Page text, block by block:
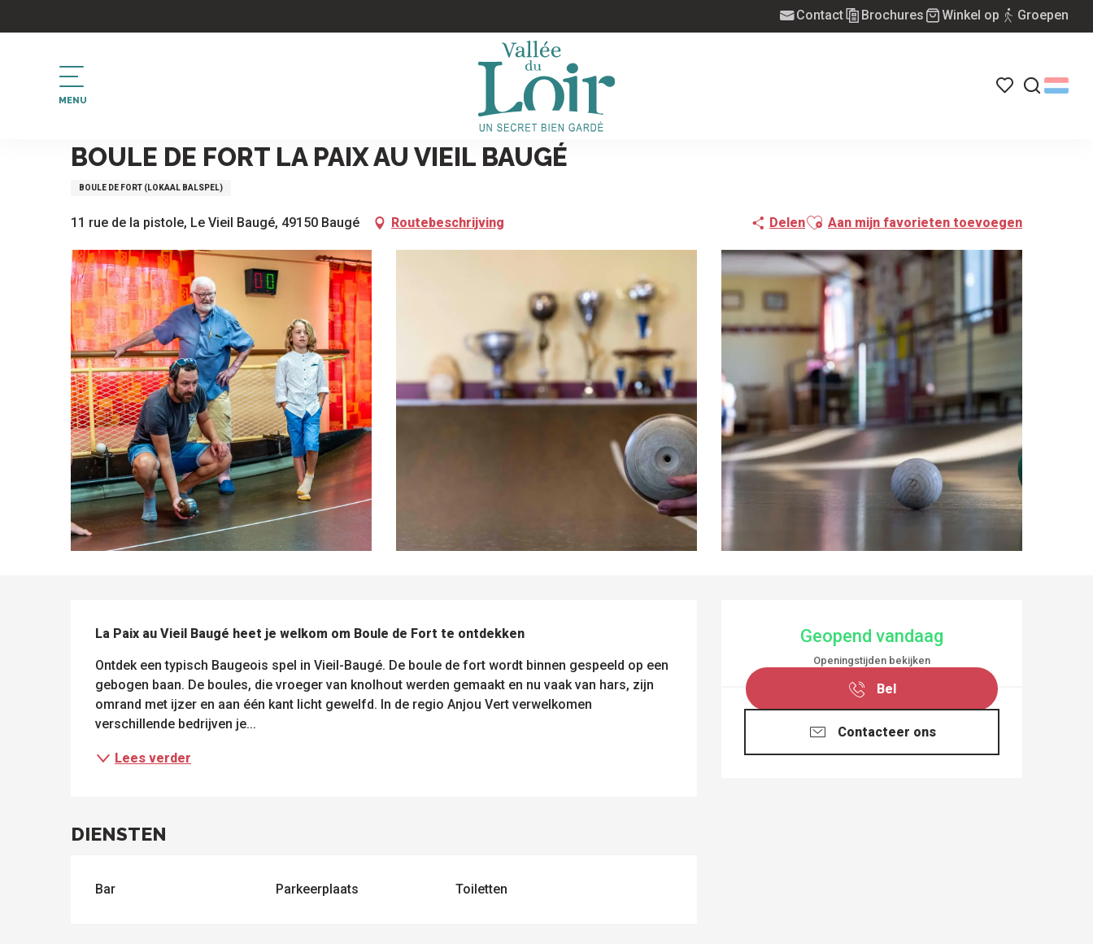
au
Contact Brochures Winkel op Groepen
MENU
Alle
Home
BOULE DE FORT LA PAIX AU VIEIL BAUGÉ
BOULE DE FORT (LOKAAL BALSPEL)
11 rue de la pistole, Le Vieil Baugé, 49150 Baugé Routebeschrijving DelenAjouter aux favoris
Aan mijn favorieten toevoegen
OPENINGSTIJDEN
Geopend vandaag
Openingstijden bekijken
Bel
Contacteer ons
BESCHRIJVING
La Paix au Vieil Baugé heet je welkom om Boule de Fort te ontdekken
Ontdek een typisch Baugeois spel in Vieil-Baugé. De boule de fort wordt binnen gespeeld op een
gebogen baan. De boules, die vroeger van knolhout werden gemaakt en nu vaak van hars, zijn
omrand met ijzer en aan één kant licht gewelfd. In de regio Anjou Vert verwelkomen
verschillende bedrijven je...
Lees verder
DIENSTEN
Bar Parkeerplaats Toiletten